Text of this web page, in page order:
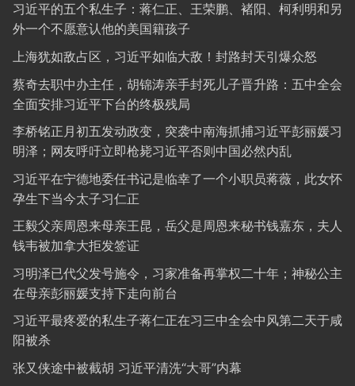
习近平的五个私生子：蒋仁正、王荣鹏、褚阳、柯利明和另
外一个不愿意认他的美国籍孩子
上海犹如敌占区，习近平如临大敌！封路封天引爆众怒
蔡奇去职中办主任，胡锦涛亲手封死儿子晋升路：五中全会
全面安排习近平下台的终极残局
李桥铭正月初五发动政变，突袭中南海抓捕习近平彭丽媛习
明泽；网友呼吁立即枪毙习近平否则中国必然内乱
习近平在宁德地委任书记是临幸了一个小职员蒋薇，此女怀
孕生下当今太子习仁正
王毅父亲周恩来母亲王昆，岳父是周恩来秘书钱嘉东，夫人
钱韦被加拿大拒发签证
习明泽已代父发号施令，习家准备再掌权二十年；神秘公主
在母亲彭丽媛支持下走向前台
习近平最疼爱的私生子蒋仁正在习三中全会中风第二天于咸
阳被杀
张又侠途中被截胡 习近平清洗“大哥”内幕